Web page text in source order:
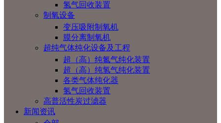
氢气回收装置
制氧设备
变压吸附制氧机
膜分离制氧机
超纯气体纯化设备及工程
超（高）纯氮气纯化装置
超（高）纯氢气纯化装置
各类气体纯化器
氢气回收装置
高普活性炭过滤器
新闻资讯